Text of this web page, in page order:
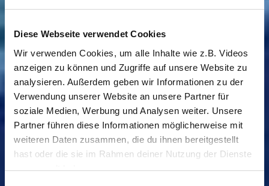
Diese Webseite verwendet Cookies
Wir verwenden Cookies, um alle Inhalte wie z.B. Videos
anzeigen zu können und Zugriffe auf unsere Website zu
analysieren. Außerdem geben wir Informationen zu der
Verwendung unserer Website an unsere Partner für
soziale Medien, Werbung und Analysen weiter. Unsere
Partner führen diese Informationen möglicherweise mit
weiteren Daten zusammen, die du ihnen bereitgestellt
hast oder die sie im Rahmen deiner Nutzung der Dienste
gesammelt haben.